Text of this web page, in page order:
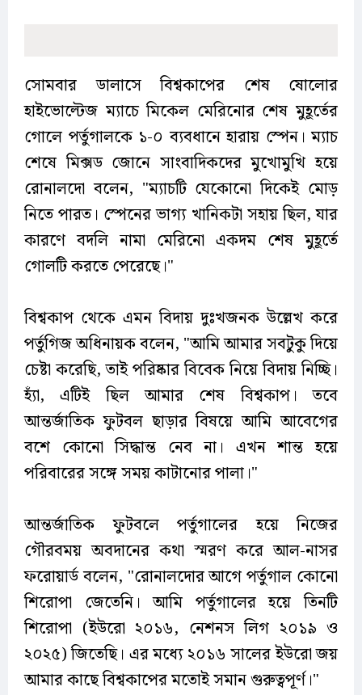
সোমবার ডালাসে বিশ্বকাপের শেষ ষোলোর
হাইভোল্টেজ ম্যাচে মিকেল মেরিনোর শেষ মুহূর্তের
গোলে পর্তুগালকে ১-০ ব্যবধানে হারায় স্পেন। ম্যাচ
শেষে মিক্সড জোনে সাংবাদিকদের মুখোমুখি হয়ে
রোনালদো বলেন, "ম্যাচটি যেকোনো দিকেই মোড়
নিতে পারত। স্পেনের ভাগ্য খানিকটা সহায় ছিল, যার
কারণে বদলি নামা মেরিনো একদম শেষ মুহূর্তে
গোলটি করতে পেরেছে।"
বিশ্বকাপ থেকে এমন বিদায় দুঃখজনক উল্লেখ করে
পর্তুগিজ অধিনায়ক বলেন, "আমি আমার সবটুকু দিয়ে
চেষ্টা করেছি, তাই পরিষ্কার বিবেক নিয়ে বিদায় নিচ্ছি।
হ্যাঁ, এটিই ছিল আমার শেষ বিশ্বকাপ। তবে
আন্তর্জাতিক ফুটবল ছাড়ার বিষয়ে আমি আবেগের
বশে কোনো সিদ্ধান্ত নেব না। এখন শান্ত হয়ে
পরিবারের সঙ্গে সময় কাটানোর পালা।"
আন্তর্জাতিক ফুটবলে পর্তুগালের হয়ে নিজের
গৌরবময় অবদানের কথা স্মরণ করে আল-নাসর
ফরোয়ার্ড বলেন, "রোনালদোর আগে পর্তুগাল কোনো
শিরোপা জেতেনি। আমি পর্তুগালের হয়ে তিনটি
শিরোপা (ইউরো ২০১৬, নেশনস লিগ ২০১৯ ও
২০২৫) জিতেছি। এর মধ্যে ২০১৬ সালের ইউরো জয়
আমার কাছে বিশ্বকাপের মতোই সমান গুরুত্বপূর্ণ।"